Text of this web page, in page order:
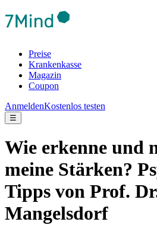
Preise
Krankenkasse
Magazin
Coupon
AnmeldenKostenlos testen
☰
Wie erkenne und
meine Stärken?
Tipps von Prof.
Mangelsdorf